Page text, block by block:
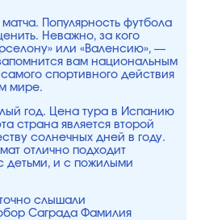
Популярность футбола
Неважно, за кого
или «Валенсию», —
вам национальным
спортивного действия
мире.
год. Цена тура в Испанию
страна является второй
солнечных дней в году.
отлично подходит
детьми, и с пожилыми
слышали
Саграда Фамилия